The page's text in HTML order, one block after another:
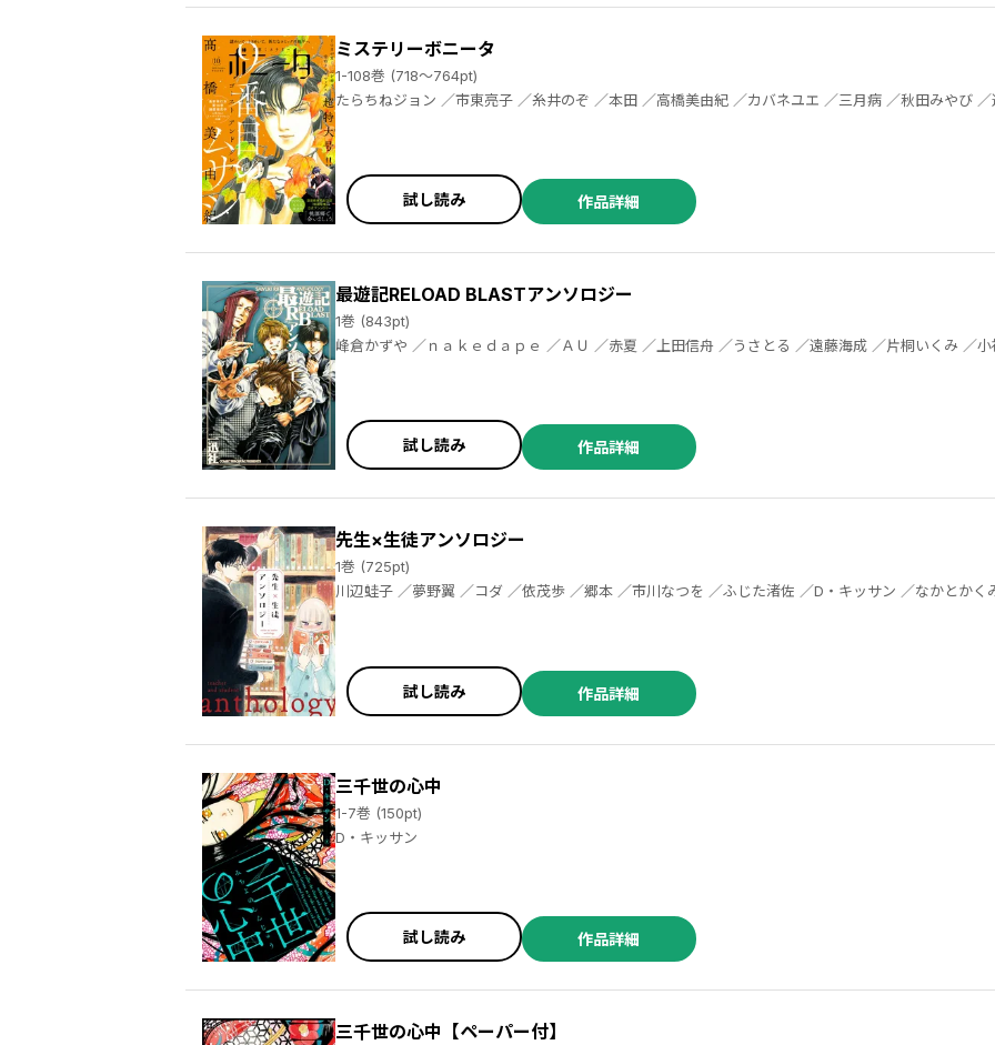
ミステリーボニータ
1-108巻 (718～764pt)
たらちねジョン ／市東亮子 ／糸井のぞ ／本田 ／高橋美由紀 ／カバネユエ ／三月病 ／秋田みやび ／遠野由来子 ／びっけ ／伊東潤 ／幾花にいろ ／桂明日香 ／青木朋 ／盆ノ木至 ／相尾灯自 ／丸岡九蔵 ／桑原水菜 ／浜田翔子 ／吉岡梅 ／たうみまゆ ／崇山祟 ／高階良子 ／赤石路代 ／青池保子 ／小川彌生 ／三枝陽子 ／酒井美羽 ／梅田阿比 ／浅井西 ／宇田川うた子 ／うり ／藤近小梅 ／ムラマツヒロキ ／川島よしお ／紫堂恭子 ／亀 ／ぱらり ／幸子プロモーション ／猪原賽
試し読み 作品詳細
最遊記RELOAD BLASTアンソロジー
1巻 (843pt)
峰倉かずや ／ｎａｋｅｄａｐｅ ／ＡＵ ／赤夏 ／上田信舟 ／うさとる ／遠藤海成 ／片桐いくみ ／小神奈々 ／鈴本純 ／タチバナ ／D・キッサン
試し読み 作品詳細
先生×生徒アンソロジー
1巻 (725pt)
川辺蛙子 ／夢野翼 ／コダ ／依茂歩 ／郷本 ／市川なつを ／ふじた渚佐 ／D・キッサン ／なかとかくみこ ／川辺蛙子 ／夢野翼 ／コダ ／依茂歩 ／
試し読み 作品詳細
三千世の心中
1-7巻 (150pt)
D・キッサン
試し読み 作品詳細
三千世の心中【ペーパー付】